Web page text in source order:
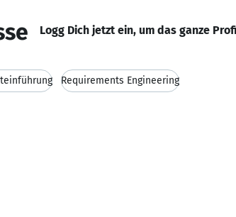
Logg Dich jetzt ein, um das ganze
Requirements Engineering